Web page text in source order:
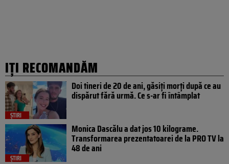
IȚI RECOMANDĂM
ȘTIRI
Doi tineri de 20 de ani, găsiți morți după ce au
dispărut fără urmă. Ce s-ar fi întâmplat
ȘTIRI
Monica Dascălu a dat jos 10 kilograme.
Transformarea prezentatoarei de la PRO TV la
48 de ani